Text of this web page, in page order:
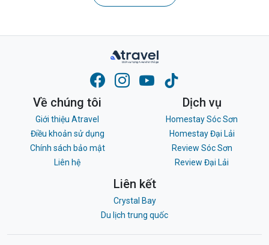
Về chúng tôi
Giới thiệu Atravel
Điều khoản sử dụng
Chính sách bảo mật
Liên hệ
Dịch vụ
Homestay Sóc Sơn
Homestay Đại Lải
Review Sóc Sơn
Review Đại Lải
Liên kết
Crystal Bay
Du lịch trung quốc